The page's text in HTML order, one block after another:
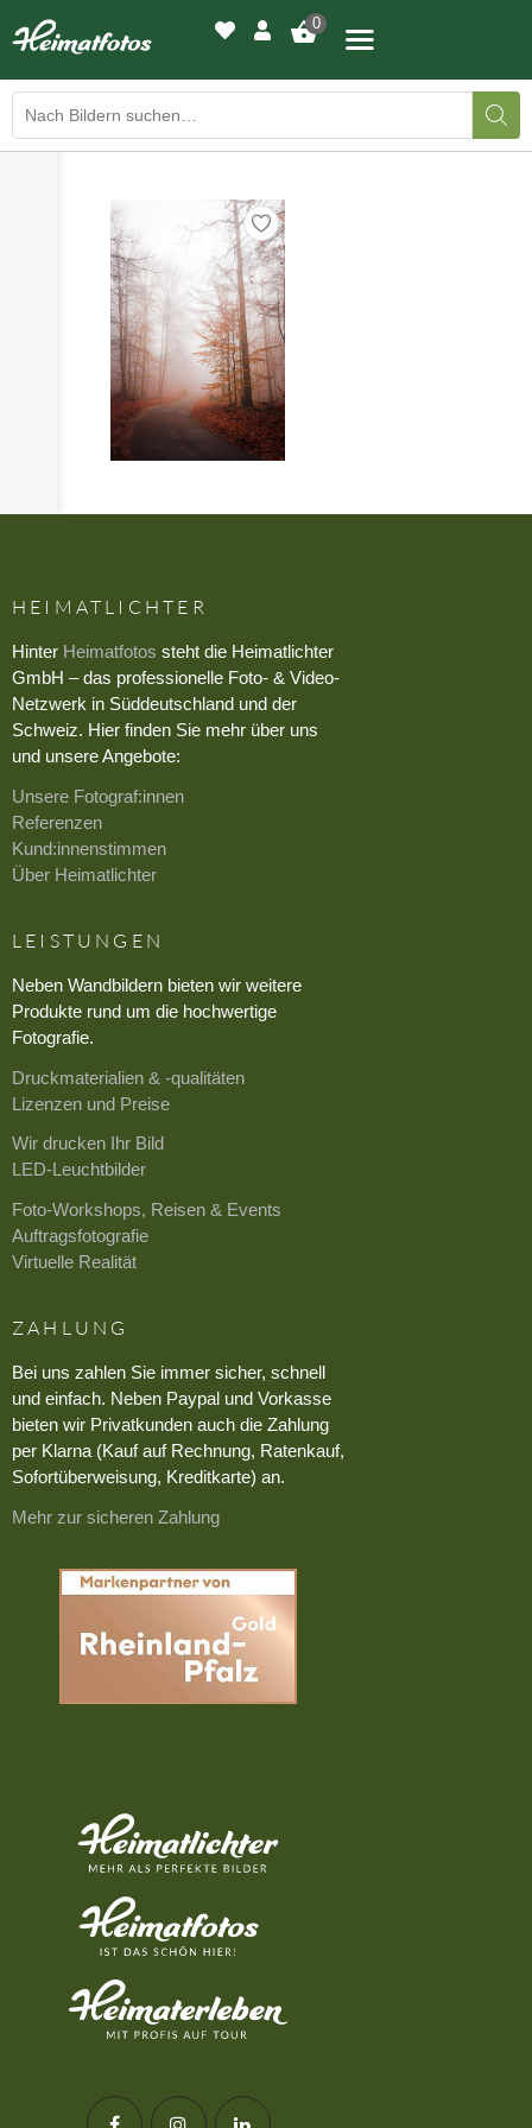
0
BILDERGALERIE
DRUCKQUALITÄTEN
LED-LEUCHTBILDER
WIR DRUCKEN IHR BILD
AUSSTELLUNGEN
HEIMATLICHTER
KONTAKT
HEIMATLICHTER
Hinter Heimatfotos steht die Heimatlichter
GmbH – das professionelle Foto- & Video-
Netzwerk in Süddeutschland und der
Schweiz. Hier finden Sie mehr über uns
und unsere Angebote:
Unsere Fotograf:innen
Referenzen
Kund:innenstimmen
Über Heimatlichter
LEISTUNGEN
Neben Wandbildern bieten wir weitere
Produkte rund um die hochwertige
Fotografie.
Druckmaterialien & -qualitäten
Lizenzen und Preise
Wir drucken Ihr Bild
LED-Leuchtbilder
Foto-Workshops, Reisen & Events
Auftragsfotografie
Virtuelle Realität
ZAHLUNG
Bei uns zahlen Sie immer sicher, schnell
und einfach. Neben Paypal und Vorkasse
bieten wir Privatkunden auch die Zahlung
per Klarna (Kauf auf Rechnung, Ratenkauf,
Sofortüberweisung, Kreditkarte) an.
Mehr zur sicheren Zahlung